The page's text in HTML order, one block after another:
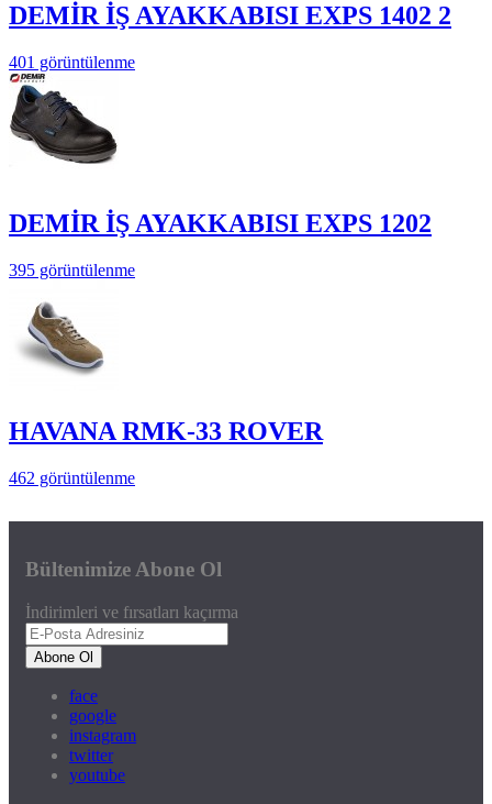
DEMİR İŞ AYAKKABISI EXPS 1402 2
401 görüntülenme
DEMİR İŞ AYAKKABISI EXPS 1202
395 görüntülenme
HAVANA RMK-33 ROVER
462 görüntülenme
Bültenimize Abone Ol
İndirimleri ve fırsatları kaçırma
Abone Ol
face
google
instagram
twitter
youtube